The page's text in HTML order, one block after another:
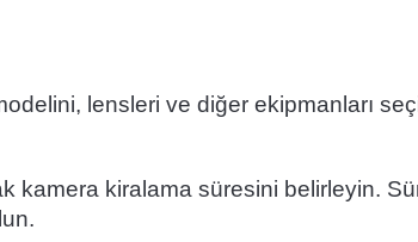
lensleri ve diğer ekipmanları
kamera kiralama süresini belirleyin.